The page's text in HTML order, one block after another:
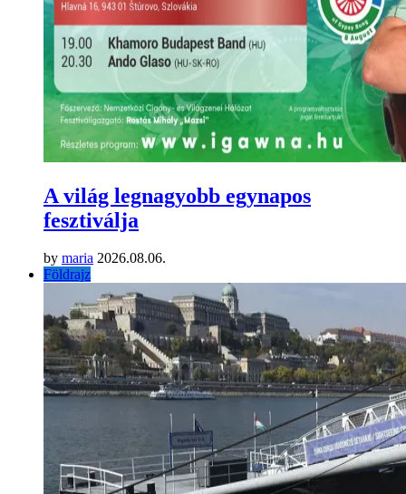
A világ legnagyobb egynapos
fesztiválja
by maria 2026.08.06.
Földrajz